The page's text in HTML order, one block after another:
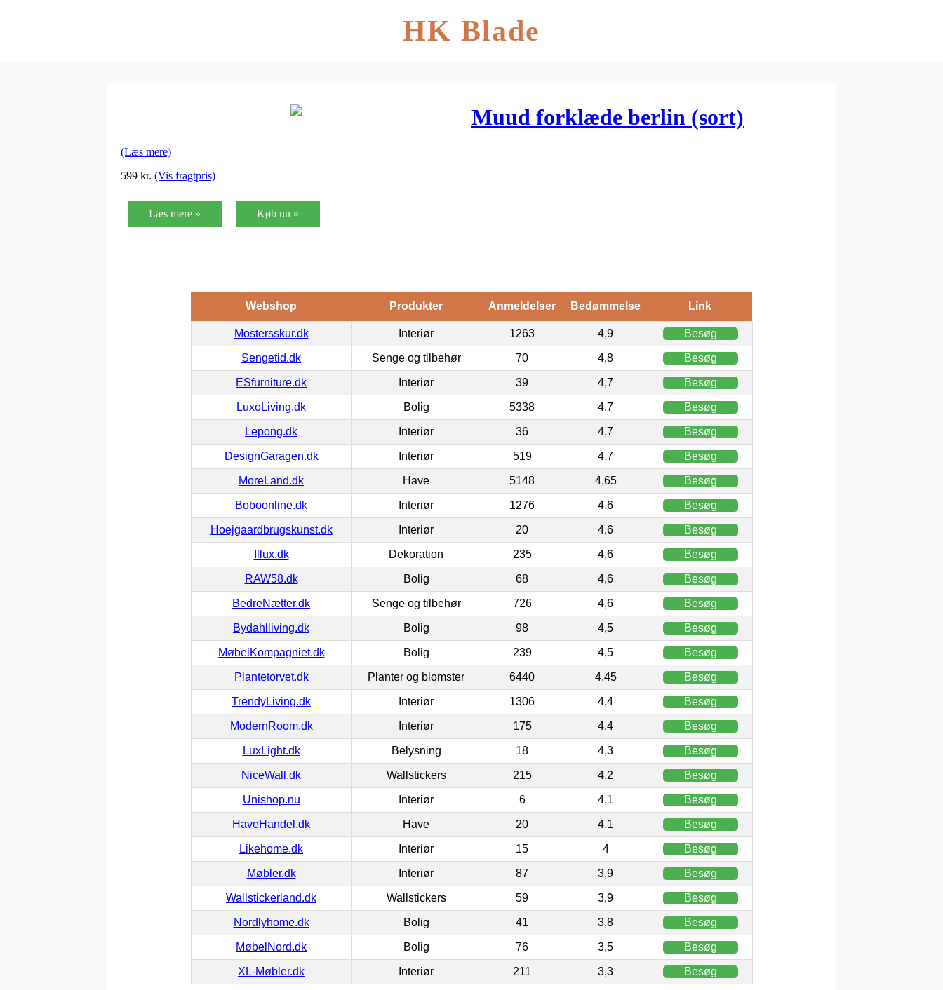
HK Blade
Muud forklæde berlin (sort)
(Læs mere)
599 kr. (Vis fragtpris)
Læs mere » Køb nu »
Webshop Produkter Anmeldelser Bedømmelse Link
Mostersskur.dk Interiør 1263 4,9 Besøg
Sengetid.dk Senge og tilbehør 70 4,8 Besøg
ESfurniture.dk Interiør 39 4,7 Besøg
LuxoLiving.dk Bolig 5338 4,7 Besøg
Lepong.dk Interiør 36 4,7 Besøg
DesignGaragen.dk Interiør 519 4,7 Besøg
MoreLand.dk Have 5148 4,65 Besøg
Boboonline.dk Interiør 1276 4,6 Besøg
Hoejgaardbrugskunst.dk Interiør 20 4,6 Besøg
Illux.dk Dekoration 235 4,6 Besøg
RAW58.dk Bolig 68 4,6 Besøg
BedreNætter.dk Senge og tilbehør 726 4,6 Besøg
Bydahlliving.dk Bolig 98 4,5 Besøg
MøbelKompagniet.dk Bolig 239 4,5 Besøg
Plantetorvet.dk Planter og blomster 6440 4,45 Besøg
TrendyLiving.dk Interiør 1306 4,4 Besøg
ModernRoom.dk Interiør 175 4,4 Besøg
LuxLight.dk Belysning 18 4,3 Besøg
NiceWall.dk Wallstickers 215 4,2 Besøg
Unishop.nu Interiør 6 4,1 Besøg
HaveHandel.dk Have 20 4,1 Besøg
Likehome.dk Interiør 15 4 Besøg
Møbler.dk Interiør 87 3,9 Besøg
Wallstickerland.dk Wallstickers 59 3,9 Besøg
Nordlyhome.dk Bolig 41 3,8 Besøg
MøbelNord.dk Bolig 76 3,5 Besøg
XL-Møbler.dk Interiør 211 3,3 Besøg